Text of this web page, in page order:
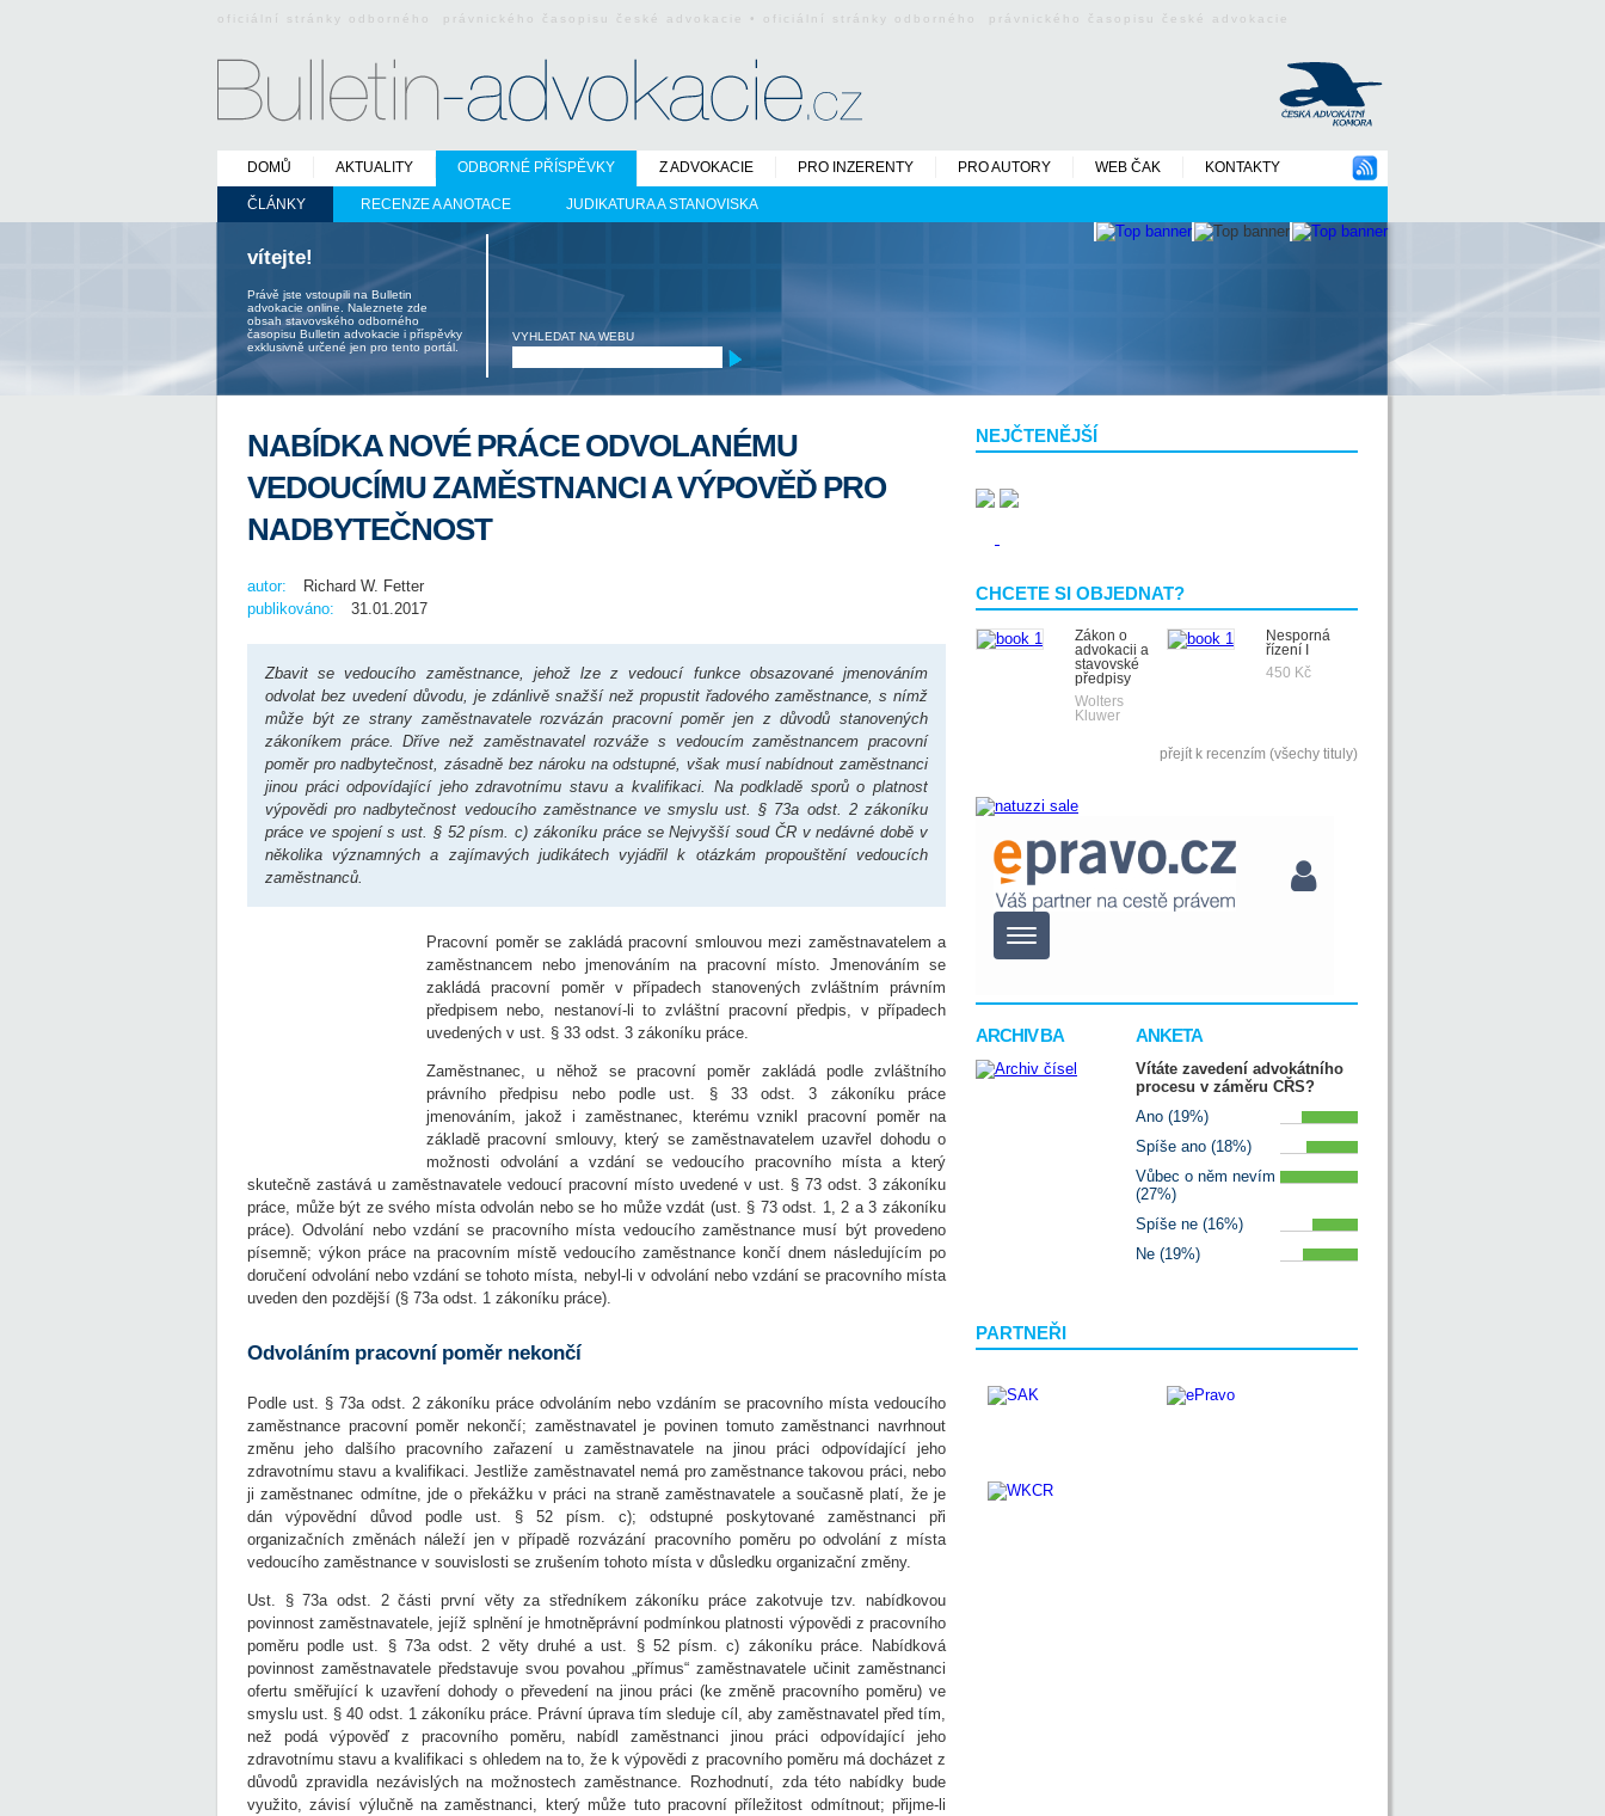
oficiální stránky odborného právnického časopisu české advokacie • oficiální stránky odborného právnického časopisu české advokacie
DOMŮ AKTUALITY ODBORNÉ PŘÍSPĚVKY
ČLÁNKY RECENZE A ANOTACE JUDIKATURA A STANOVISKA
Z ADVOKACIE PRO INZERENTY PRO AUTORY WEB ČAK KONTAKTY
vítejte!
Právě jste vstoupili na Bulletin
advokacie online. Naleznete zde
obsah stavovského odborného
časopisu Bulletin advokacie i příspěvky
exklusivně určené jen pro tento portál.
VYHLEDAT NA WEBU
NEJČTENĚJŠÍ
CHCETE SI OBJEDNAT?
Zákon o
advokacii a
stavovské
předpisy
Wolters
Kluwer
Nesporná
řízení I
450 Kč
přejít k recenzím (všechy tituly)
ARCHIV BA ANKETA
Vítáte zavedení advokátního
procesu v záměru CŘS?
Ano (19%)
Spíše ano (18%)
Vůbec o něm nevím
(27%)
Spíše ne (16%)
Ne (19%)
PARTNEŘI
NABÍDKA NOVÉ PRÁCE ODVOLANÉMU
VEDOUCÍMU ZAMĚSTNANCI A VÝPOVĚĎ PRO
NADBYTEČNOST
autor:
Richard W. Fetter
publikováno:
31.01.2017
Zbavit se vedoucího zaměstnance, jehož lze z vedoucí funkce obsazované jmenováním
odvolat bez uvedení důvodu, je zdánlivě snažší než propustit řadového zaměstnance, s nímž
může být ze strany zaměstnavatele rozvázán pracovní poměr jen z důvodů stanovených
zákoníkem práce. Dříve než zaměstnavatel rozváže s vedoucím zaměstnancem pracovní
poměr pro nadbytečnost, zásadně bez nároku na odstupné, však musí nabídnout zaměstnanci
jinou práci odpovídající jeho zdravotnímu stavu a kvalifikaci. Na podkladě sporů o platnost
výpovědi pro nadbytečnost vedoucího zaměstnance ve smyslu ust. § 73a odst. 2 zákoníku
práce ve spojení s ust. § 52 písm. c) zákoníku práce se Nejvyšší soud ČR v nedávné době v
několika významných a zajímavých judikátech vyjádřil k otázkám propouštění vedoucích
zaměstnanců.
Pracovní poměr se zakládá pracovní smlouvou mezi zaměstnavatelem a
zaměstnancem nebo jmenováním na pracovní místo. Jmenováním se
zakládá pracovní poměr v případech stanovených zvláštním právním
předpisem nebo, nestanoví-li to zvláštní pracovní předpis, v případech
uvedených v ust. § 33 odst. 3 zákoníku práce.
Zaměstnanec, u něhož se pracovní poměr zakládá podle zvláštního
právního předpisu nebo podle ust. § 33 odst. 3 zákoníku práce
jmenováním, jakož i zaměstnanec, kterému vznikl pracovní poměr na
základě pracovní smlouvy, který se zaměstnavatelem uzavřel dohodu o
možnosti odvolání a vzdání se vedoucího pracovního místa a který
skutečně zastává u zaměstnavatele vedoucí pracovní místo uvedené v ust. § 73 odst. 3 zákoníku
práce, může být ze svého místa odvolán nebo se ho může vzdát (ust. § 73 odst. 1, 2 a 3 zákoníku
práce). Odvolání nebo vzdání se pracovního místa vedoucího zaměstnance musí být provedeno
písemně; výkon práce na pracovním místě vedoucího zaměstnance končí dnem následujícím po
doručení odvolání nebo vzdání se tohoto místa, nebyl-li v odvolání nebo vzdání se pracovního místa
uveden den pozdější (§ 73a odst. 1 zákoníku práce).
Odvoláním pracovní poměr nekončí
Podle ust. § 73a odst. 2 zákoníku práce odvoláním nebo vzdáním se pracovního místa vedoucího
zaměstnance pracovní poměr nekončí; zaměstnavatel je povinen tomuto zaměstnanci navrhnout
změnu jeho dalšího pracovního zařazení u zaměstnavatele na jinou práci odpovídající jeho
zdravotnímu stavu a kvalifikaci. Jestliže zaměstnavatel nemá pro zaměstnance takovou práci, nebo
ji zaměstnanec odmítne, jde o překážku v práci na straně zaměstnavatele a současně platí, že je
dán výpovědní důvod podle ust. § 52 písm. c); odstupné poskytované zaměstnanci při
organizačních změnách náleží jen v případě rozvázání pracovního poměru po odvolání z místa
vedoucího zaměstnance v souvislosti se zrušením tohoto místa v důsledku organizační změny.
Ust. § 73a odst. 2 části první věty za středníkem zákoníku práce zakotvuje tzv. nabídkovou
povinnost zaměstnavatele, jejíž splnění je hmotněprávní podmínkou platnosti výpovědi z pracovního
poměru podle ust. § 73a odst. 2 věty druhé a ust. § 52 písm. c) zákoníku práce. Nabídková
povinnost zaměstnavatele představuje svou povahou „přímus“ zaměstnavatele učinit zaměstnanci
ofertu směřující k uzavření dohody o převedení na jinou práci (ke změně pracovního poměru) ve
smyslu ust. § 40 odst. 1 zákoníku práce. Právní úprava tím sleduje cíl, aby zaměstnavatel před tím,
než podá výpověď z pracovního poměru, nabídl zaměstnanci jinou práci odpovídající jeho
zdravotnímu stavu a kvalifikaci s ohledem na to, že k výpovědi z pracovního poměru má docházet z
důvodů zpravidla nezávislých na možnostech zaměstnance. Rozhodnutí, zda této nabídky bude
využito, závisí výlučně na zaměstnanci, který může tuto pracovní příležitost odmítnout; přijme-li